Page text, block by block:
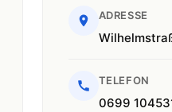
ADRESSE
TELEFON
0699